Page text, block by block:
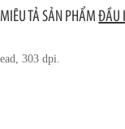
MIÊU TẢ SẢN PHẨMĐẦU
303 dpi.